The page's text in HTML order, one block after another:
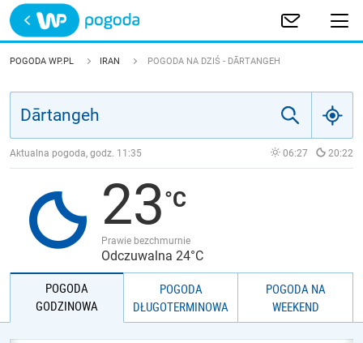
Trwa ładowanie
POLSKA
JAKOŚĆ POWIETRZA
POGODA WP.PL IRAN POGODA NA DZIŚ - DĀRTANGEH
Aktualna pogoda, godz. 11:35 06:27 20:22
23
Prawie bezchmurnie
Odczuwalna 24°C
POGODA
GODZINOWA
POGODA
DŁUGOTERMINOWA
POGODA NA
WEEKEND